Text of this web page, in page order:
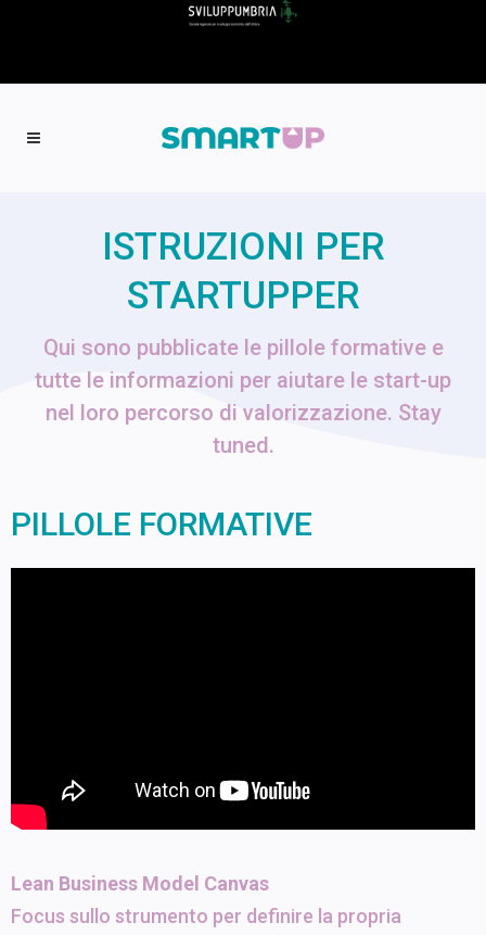
ISTRUZIONI PER
STARTUPPER
Qui sono pubblicate le pillole formative e
tutte le informazioni per aiutare le start-up
nel loro percorso di valorizzazione. Stay
tuned.
PILLOLE FORMATIVE
Lean Business Model Canvas
Focus sullo strumento per definire la propria